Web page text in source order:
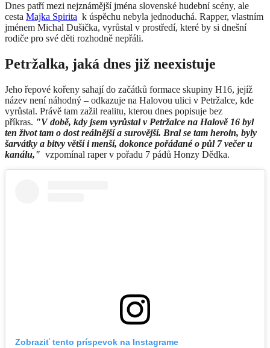
Dnes patří mezi nejznámější jména slovenské hudební scény, ale
cesta Majka Spirita k úspěchu nebyla jednoduchá. Rapper, vlastním
jménem Michal Dušička, vyrůstal v prostředí, které by si dnešní
rodiče pro své děti rozhodně nepřáli.
Petržalka, jaká dnes již neexistuje
Jeho řepové kořeny sahají do začátků formace skupiny H16, jejíž
název není náhodný – odkazuje na Halovou ulici v Petržalce, kde
vyrůstal. Právě tam zažil realitu, kterou dnes popisuje bez
příkras. "V době, kdy jsem vyrůstal v Petržalce na Halově 16 byl
ten život tam o dost reálnější a surovější. Bral se tam heroin, byly
šarvátky a bitvy větší i menší, dokonce pořádané o půl 7 večer u
kanálu," vzpomínal raper v pořadu 7 pádů Honzy Dědka.
Zobraziť tento príspevok na Instagrame